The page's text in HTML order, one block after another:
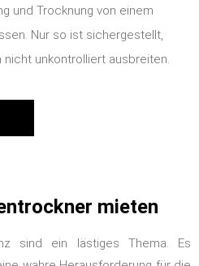
und Trocknung von einem
Nur so ist sichergestellt,
unkontrolliert ausbreiten.
mieten
sind ein lästiges Thema. Es